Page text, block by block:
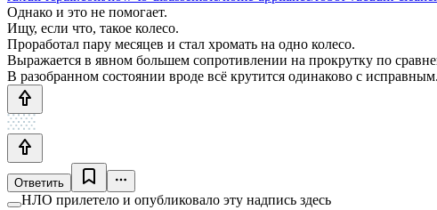
Однако и это не помогает.
Ищу, если что, такое колесо.
Проработал пару месяцев и стал хромать на одно колесо.
Выражается в явном большем сопротивлении на прокрутку по
В разобранном состоянии вроде всё крутится одинаково с исправным.
Ответить
НЛО прилетело и опубликовало эту надпись здесь